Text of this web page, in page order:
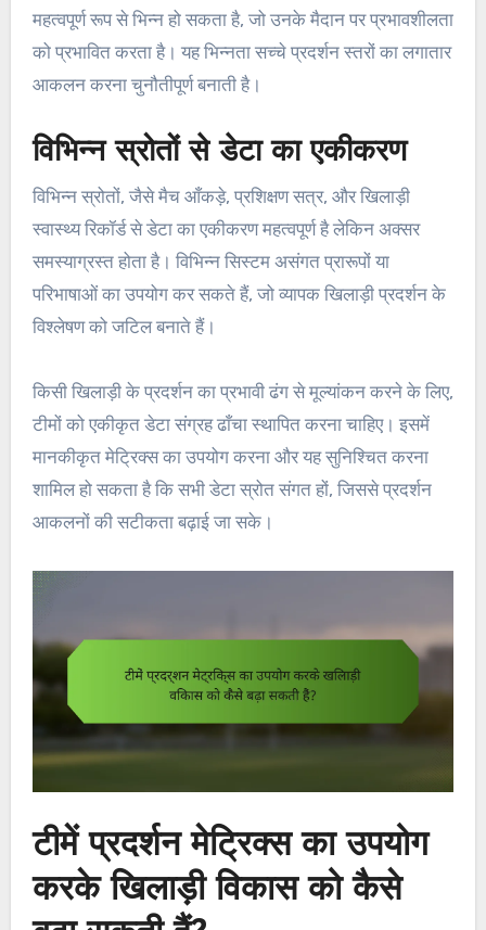
महत्वपूर्ण रूप से भिन्न हो सकता है, जो उनके मैदान पर प्रभावशीलता
को प्रभावित करता है। यह भिन्नता सच्चे प्रदर्शन स्तरों का लगातार
आकलन करना चुनौतीपूर्ण बनाती है।
विभिन्न स्रोतों से डेटा का एकीकरण
विभिन्न स्रोतों, जैसे मैच आँकड़े, प्रशिक्षण सत्र, और खिलाड़ी
स्वास्थ्य रिकॉर्ड से डेटा का एकीकरण महत्वपूर्ण है लेकिन अक्सर
समस्याग्रस्त होता है। विभिन्न सिस्टम असंगत प्रारूपों या
परिभाषाओं का उपयोग कर सकते हैं, जो व्यापक खिलाड़ी प्रदर्शन के
विश्लेषण को जटिल बनाते हैं।
किसी खिलाड़ी के प्रदर्शन का प्रभावी ढंग से मूल्यांकन करने के लिए,
टीमों को एकीकृत डेटा संग्रह ढाँचा स्थापित करना चाहिए। इसमें
मानकीकृत मेट्रिक्स का उपयोग करना और यह सुनिश्चित करना
शामिल हो सकता है कि सभी डेटा स्रोत संगत हों, जिससे प्रदर्शन
आकलनों की सटीकता बढ़ाई जा सके।
टीमें प्रदर्शन मेट्रिक्स का उपयोग
करके खिलाड़ी विकास को कैसे